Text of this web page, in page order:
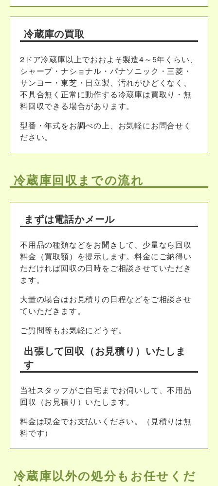
冷蔵庫の買取
2ドア冷蔵庫以上でおおよそ製造4～5年くらい、
シャープ・ナショナル・パナソニック・三菱・
サンヨー・東芝・日立製、汚れがひどくなく、
不具合無く正常に動作する冷蔵庫は買取り・無
料回収できる場合があります。
型番・年式をお調べの上、お気軽にお問合せく
ださい。
冷蔵庫回収までの流れ
まずは電話かメール
不用品の種類などをお聞きして、少量なら回収
料金（買取額）を提示します。料金にご納得い
ただければ回収の日時をご相談させていただき
ます。
大量の場合はお見積りの日程などをご相談させ
ていただきます。
ご質問等もお気軽にどうぞ。
出張して回収（お見積り）いたしま
す
当社スタッフがご自宅までお伺いして、不用品
回収（お見積り）いたします。
料金は現金でお支払いください。（見積りは無
料です）
冷蔵庫以外の処分もお任せくだ